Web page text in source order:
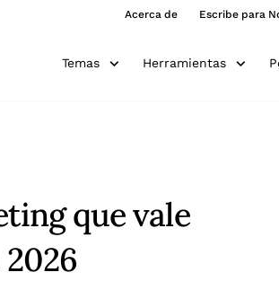
Acerca de Escribe para
Temas Herramientas
que vale